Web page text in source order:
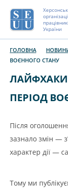
України
ГОЛОВНА
ВОЄННОГО СТАНУ
ЛАЙФХАКИ
ПЕРІОД
Після
зазнало змін —
характер дії —
Тому ми